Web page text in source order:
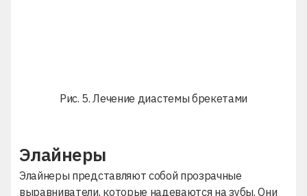
Рис. 5. Лечение диастемы брекетами
Элайнеры
Элайнеры представляют собой прозрачные
выравниватели, которые надеваются на зубы. Они